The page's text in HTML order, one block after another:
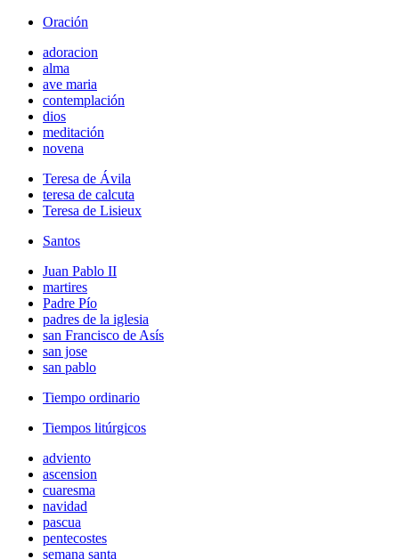
Oración
adoracion
alma
ave maria
contemplación
dios
meditación
novena
Teresa de Ávila
teresa de calcuta
Teresa de Lisieux
Santos
Juan Pablo II
martires
Padre Pío
padres de la iglesia
san Francisco de Asís
san jose
san pablo
Tiempo ordinario
Tiempos litúrgicos
adviento
ascension
cuaresma
navidad
pascua
pentecostes
semana santa